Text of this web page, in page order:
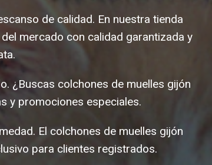
de calidad. En nuestra tienda
mercado con calidad garantizada y
¿Buscas colchones de muelles gijón
y promociones especiales.
El colchones de muelles gijón
para clientes registrados.